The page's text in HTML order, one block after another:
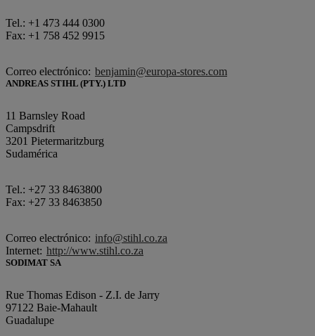
Tel.: +1 473 444 0300
Fax: +1 758 452 9915
Correo electrónico: benjamin@europa-stores.com
ANDREAS STIHL (PTY.) LTD
11 Barnsley Road
Campsdrift
3201 Pietermaritzburg
Sudamérica
Tel.: +27 33 8463800
Fax: +27 33 8463850
Correo electrónico: info@stihl.co.za
Internet: http://www.stihl.co.za
SODIMAT SA
Rue Thomas Edison - Z.I. de Jarry
97122 Baie-Mahault
Guadalupe